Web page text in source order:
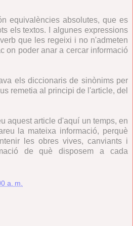
equivalències absolutes, que es
els textos. I algunes expressions
que les regeixi i no n'admeten
on poder anar a cercar informació
els diccionaris de sinònims per
remetia al principi de l'article, del
aquest article d'aquí un temps, en
la mateixa informació, perquè
les obres vives, canviants i
de què disposem a cada
a. m.